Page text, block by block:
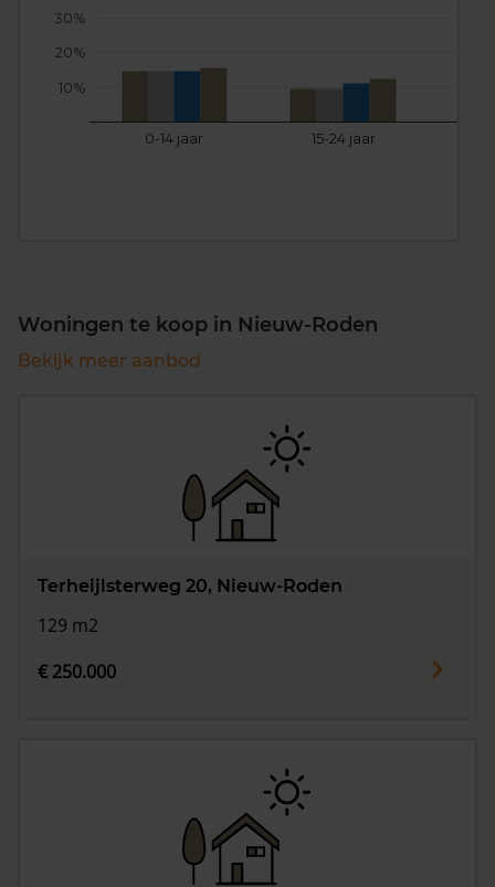
0-14 jaar 15-24 jaar
10%
20%
30%
Woningen te koop in Nieuw-Roden
Bekijk meer aanbod
Terheijlsterweg 20, Nieuw-Roden
129 m2
€ 250.000